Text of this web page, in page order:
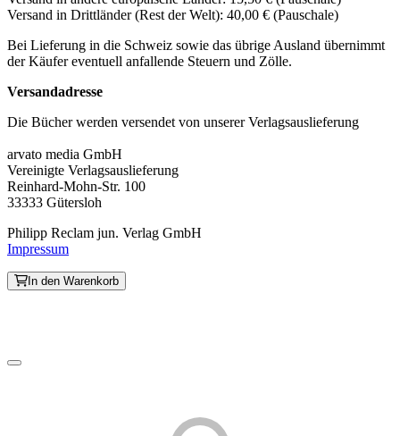
Versand in Drittländer (Rest der Welt): 40,00 € (Pauschale)
Bei Lieferung in die Schweiz sowie das übrige Ausland übernimmt
der Käufer eventuell anfallende Steuern und Zölle.
Versandadresse
Die Bücher werden versendet von unserer Verlagsauslieferung
arvato media GmbH
Vereinigte Verlagsauslieferung
Reinhard-Mohn-Str. 100
33333 Gütersloh
Philipp Reclam jun. Verlag GmbH
Impressum
In den Warenkorb